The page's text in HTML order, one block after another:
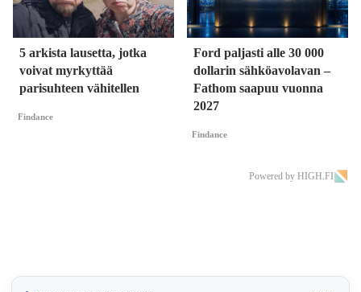
5 arkista lausetta, jotka
voivat myrkyttää
parisuhteen vähitellen
Findance
Ford paljasti alle 30 000
dollarin sähköavolavan –
Fathom saapuu vuonna
2027
Findance
Powered by HIGH.FI